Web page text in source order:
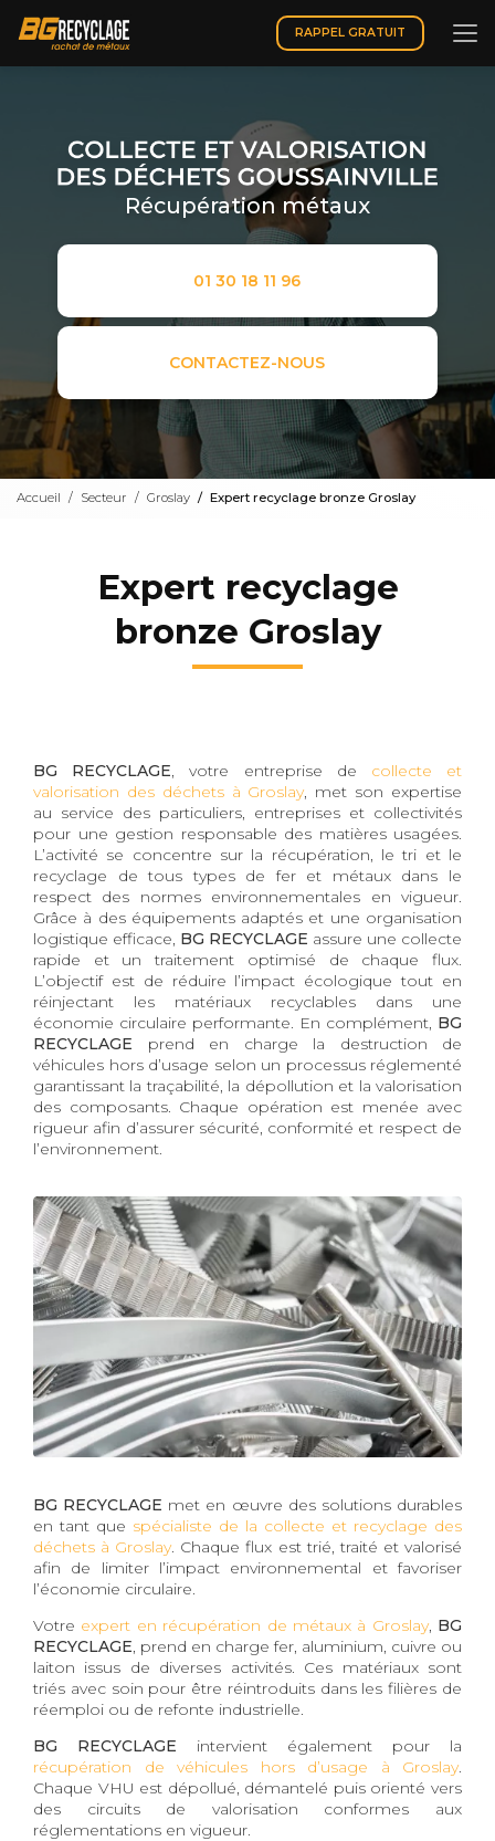
contenu
principal
RAPPEL GRATUIT
Récupération métaux
01 30 18 11 96
CONTACTEZ-NOUS
Accueil Secteur Groslay Expert recyclage bronze Groslay
Expert recyclage
bronze Groslay
BG RECYCLAGE, votre entreprise de collecte et
valorisation des déchets à Groslay, met son expertise
au service des particuliers, entreprises et collectivités
pour une gestion responsable des matières usagées.
L’activité se concentre sur la récupération, le tri et le
recyclage de tous types de fer et métaux dans le
respect des normes environnementales en vigueur.
Grâce à des équipements adaptés et une organisation
logistique efficace, BG RECYCLAGE assure une collecte
rapide et un traitement optimisé de chaque flux.
L’objectif est de réduire l’impact écologique tout en
réinjectant les matériaux recyclables dans une
économie circulaire performante. En complément, BG
RECYCLAGE prend en charge la destruction de
véhicules hors d’usage selon un processus réglementé
garantissant la traçabilité, la dépollution et la valorisation
des composants. Chaque opération est menée avec
rigueur afin d’assurer sécurité, conformité et respect de
l’environnement.
BG RECYCLAGE met en œuvre des solutions durables
en tant que spécialiste de la collecte et recyclage des
déchets à Groslay. Chaque flux est trié, traité et valorisé
afin de limiter l’impact environnemental et favoriser
l’économie circulaire.
Votre expert en récupération de métaux à Groslay, BG
RECYCLAGE, prend en charge fer, aluminium, cuivre ou
laiton issus de diverses activités. Ces matériaux sont
triés avec soin pour être réintroduits dans les filières de
réemploi ou de refonte industrielle.
BG RECYCLAGE intervient également pour la
récupération de véhicules hors d’usage à Groslay.
Chaque VHU est dépollué, démantelé puis orienté vers
des circuits de valorisation conformes aux
réglementations en vigueur.